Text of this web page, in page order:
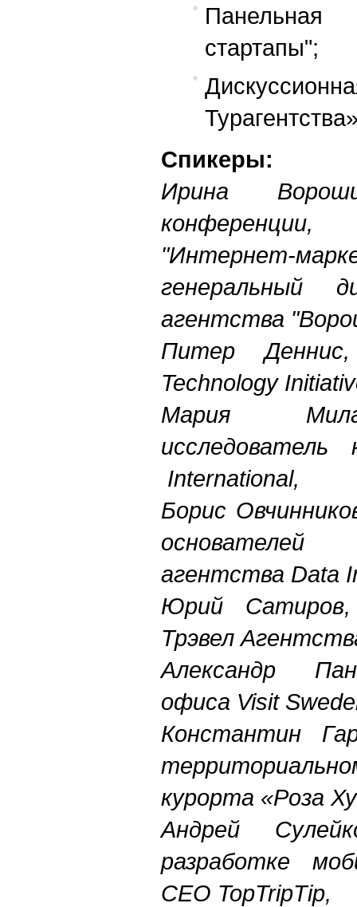
Панельная
стартапы";
Спикеры:
Ирина
"Интернет-
генеральный
агентства
Питер
Technology
Мария
исследователь
International,
Борис
основателей
агентства Data
Юрий
Трэвел
Александр
офиса Visit
Константин
курорта «Роза
Андрей
разработке
СЕО TopTripTip,